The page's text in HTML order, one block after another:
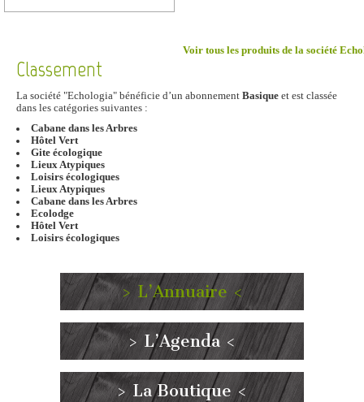
Voir tous les produits de la société
Classement
La société "Echologia" bénéficie d’un abonnement Basique et est classée
dans les catégories suivantes :
Cabane dans les Arbres
Hôtel Vert
Gite écologique
Lieux Atypiques
Loisirs écologiques
Lieux Atypiques
Cabane dans les Arbres
Ecolodge
Hôtel Vert
Loisirs écologiques
> L’Annuaire <
> L’Agenda <
> La Boutique <